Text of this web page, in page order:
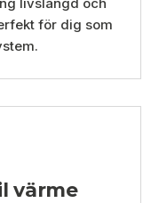
för dig som
värme